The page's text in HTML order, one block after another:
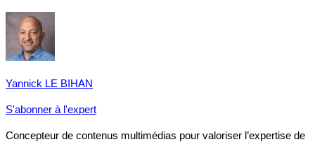
Yannick LE BIHAN
S'abonner à l'expert
Concepteur de contenus multimédias pour valoriser l’expertise de